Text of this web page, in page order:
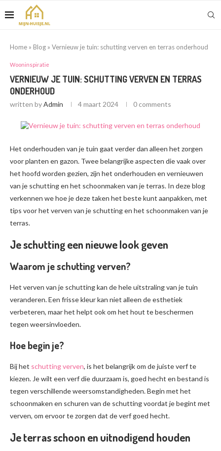
Home » Blog » Vernieuw je tuin: schutting verven en terras onderhoud
Wooninspiratie
VERNIEUW JE TUIN: SCHUTTING VERVEN EN TERRAS
ONDERHOUD
written byAdmin 4 maart 2024 0 comments
Het onderhouden van je tuin gaat verder dan alleen het zorgen
voor planten en gazon. Twee belangrijke aspecten die vaak over
het hoofd worden gezien, zijn het onderhouden en vernieuwen
van je schutting en het schoonmaken van je terras. In deze blog
verkennen we hoe je deze taken het beste kunt aanpakken, met
tips voor het verven van je schutting en het schoonmaken van je
terras.
Je schutting een nieuwe look geven
Waarom je schutting verven?
Het verven van je schutting kan de hele uitstraling van je tuin
veranderen. Een frisse kleur kan niet alleen de esthetiek
verbeteren, maar het helpt ook om het hout te beschermen
tegen weersinvloeden.
Hoe begin je?
Bij het schutting verven, is het belangrijk om de juiste verf te
kiezen. Je wilt een verf die duurzaam is, goed hecht en bestand is
tegen verschillende weersomstandigheden. Begin met het
schoonmaken en schuren van de schutting voordat je begint met
verven, om ervoor te zorgen dat de verf goed hecht.
Je terras schoon en uitnodigend houden